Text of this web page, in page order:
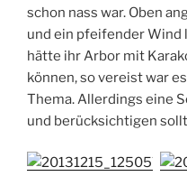
schon nass war. Oben
und ein pfeifender Wind
hätte ihr Arbor mit
können, so vereist war
Thema. Allerdings eine
und berücksichtigen